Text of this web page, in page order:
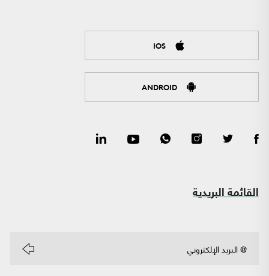
IOS
ANDROID
القائمة البريدية